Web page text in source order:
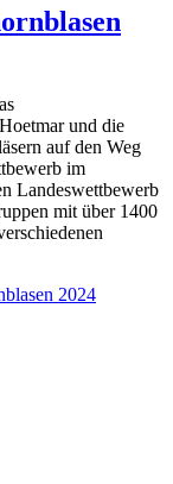
und die
auf den Weg
im
Landeswettbewerb
mit über 1400
2024